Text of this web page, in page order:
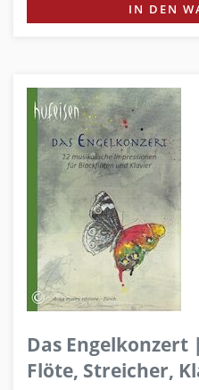
IN DEN
Das
Flöte, Streicher,